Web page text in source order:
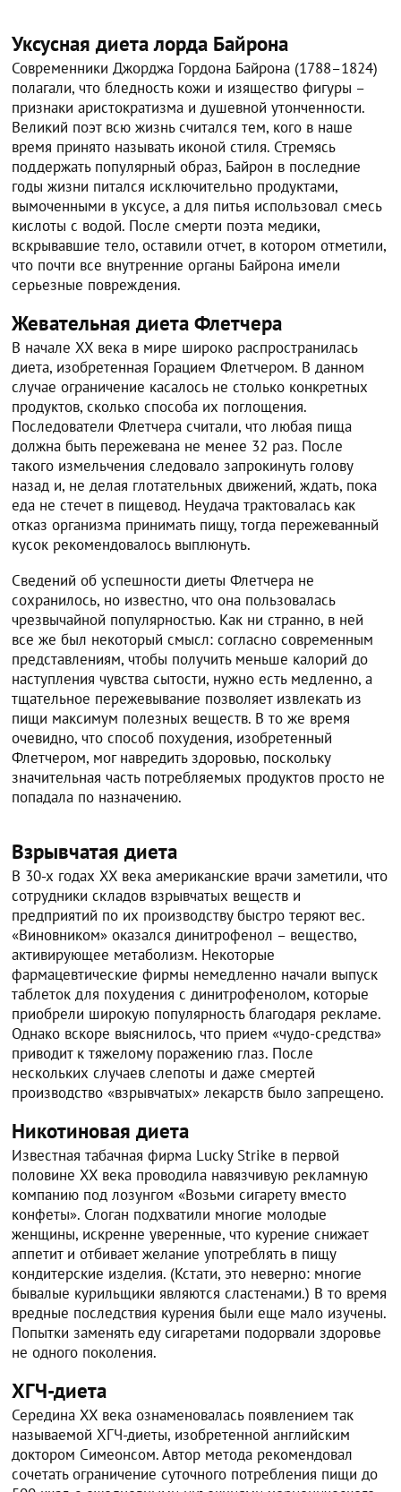
Уксусная диета лорда Байрона
Современники Джорджа Гордона Байрона (1788–1824)
полагали, что бледность кожи и изящество фигуры –
признаки аристократизма и душевной утонченности.
Великий поэт всю жизнь считался тем, кого в наше
время принято называть иконой стиля. Стремясь
поддержать популярный образ, Байрон в последние
годы жизни питался исключительно продуктами,
вымоченными в уксусе, а для питья использовал смесь
кислоты с водой. После смерти поэта медики,
вскрывавшие тело, оставили отчет, в котором отметили,
что почти все внутренние органы Байрона имели
серьезные повреждения.
Жевательная диета Флетчера
В начале XX века в мире широко распространилась
диета, изобретенная Горацием Флетчером. В данном
случае ограничение касалось не столько конкретных
продуктов, сколько способа их поглощения.
Последователи Флетчера считали, что любая пища
должна быть пережевана не менее 32 раз. После
такого измельчения следовало запрокинуть голову
назад и, не делая глотательных движений, ждать, пока
еда не стечет в пищевод. Неудача трактовалась как
отказ организма принимать пищу, тогда пережеванный
кусок рекомендовалось выплюнуть.
Сведений об успешности диеты Флетчера не
сохранилось, но известно, что она пользовалась
чрезвычайной популярностью. Как ни странно, в ней
все же был некоторый смысл: согласно современным
представлениям, чтобы получить меньше калорий до
наступления чувства сытости, нужно есть медленно, а
тщательное пережевывание позволяет извлекать из
пищи максимум полезных веществ. В то же время
очевидно, что способ похудения, изобретенный
Флетчером, мог навредить здоровью, поскольку
значительная часть потребляемых продуктов просто не
попадала по назначению.
Взрывчатая диета
В 30-х годах XX века американские врачи заметили, что
сотрудники складов взрывчатых веществ и
предприятий по их производству быстро теряют вес.
«Виновником» оказался динитрофенол – вещество,
активирующее метаболизм. Некоторые
фармацевтические фирмы немедленно начали выпуск
таблеток для похудения с динитрофенолом, которые
приобрели широкую популярность благодаря рекламе.
Однако вскоре выяснилось, что прием «чудо-средства»
приводит к тяжелому поражению глаз. После
нескольких случаев слепоты и даже смертей
производство «взрывчатых» лекарств было запрещено.
Никотиновая диета
Известная табачная фирма Lucky Strike в первой
половине XX века проводила навязчивую рекламную
компанию под лозунгом «Возьми сигарету вместо
конфеты». Слоган подхватили многие молодые
женщины, искренне уверенные, что курение снижает
аппетит и отбивает желание употреблять в пищу
кондитерские изделия. (Кстати, это неверно: многие
бывалые курильщики являются сластенами.) В то время
вредные последствия курения были еще мало изучены.
Попытки заменять еду сигаретами подорвали здоровье
не одного поколения.
ХГЧ-диета
Середина XX века ознаменовалась появлением так
называемой ХГЧ-диеты, изобретенной английским
доктором Симеонсом. Автор метода рекомендовал
сочетать ограничение суточного потребления пищи до